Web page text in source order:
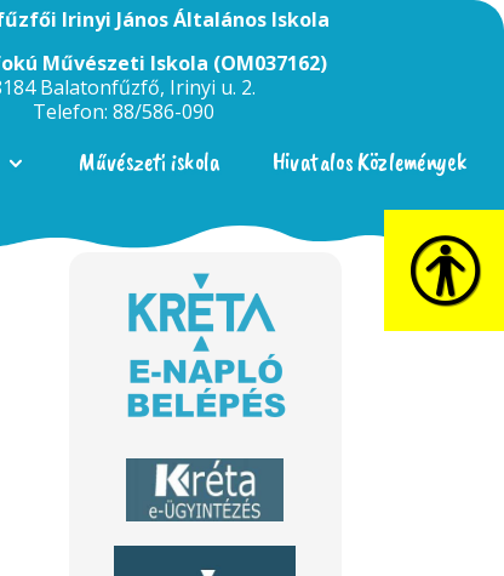
Irinyi János Általános Iskola
Művészeti Iskola (OM037162)
Balatonfűzfő, Irinyi u. 2.
Telefon: 88/586-090
Művészeti iskola Hivatalos Közlemények